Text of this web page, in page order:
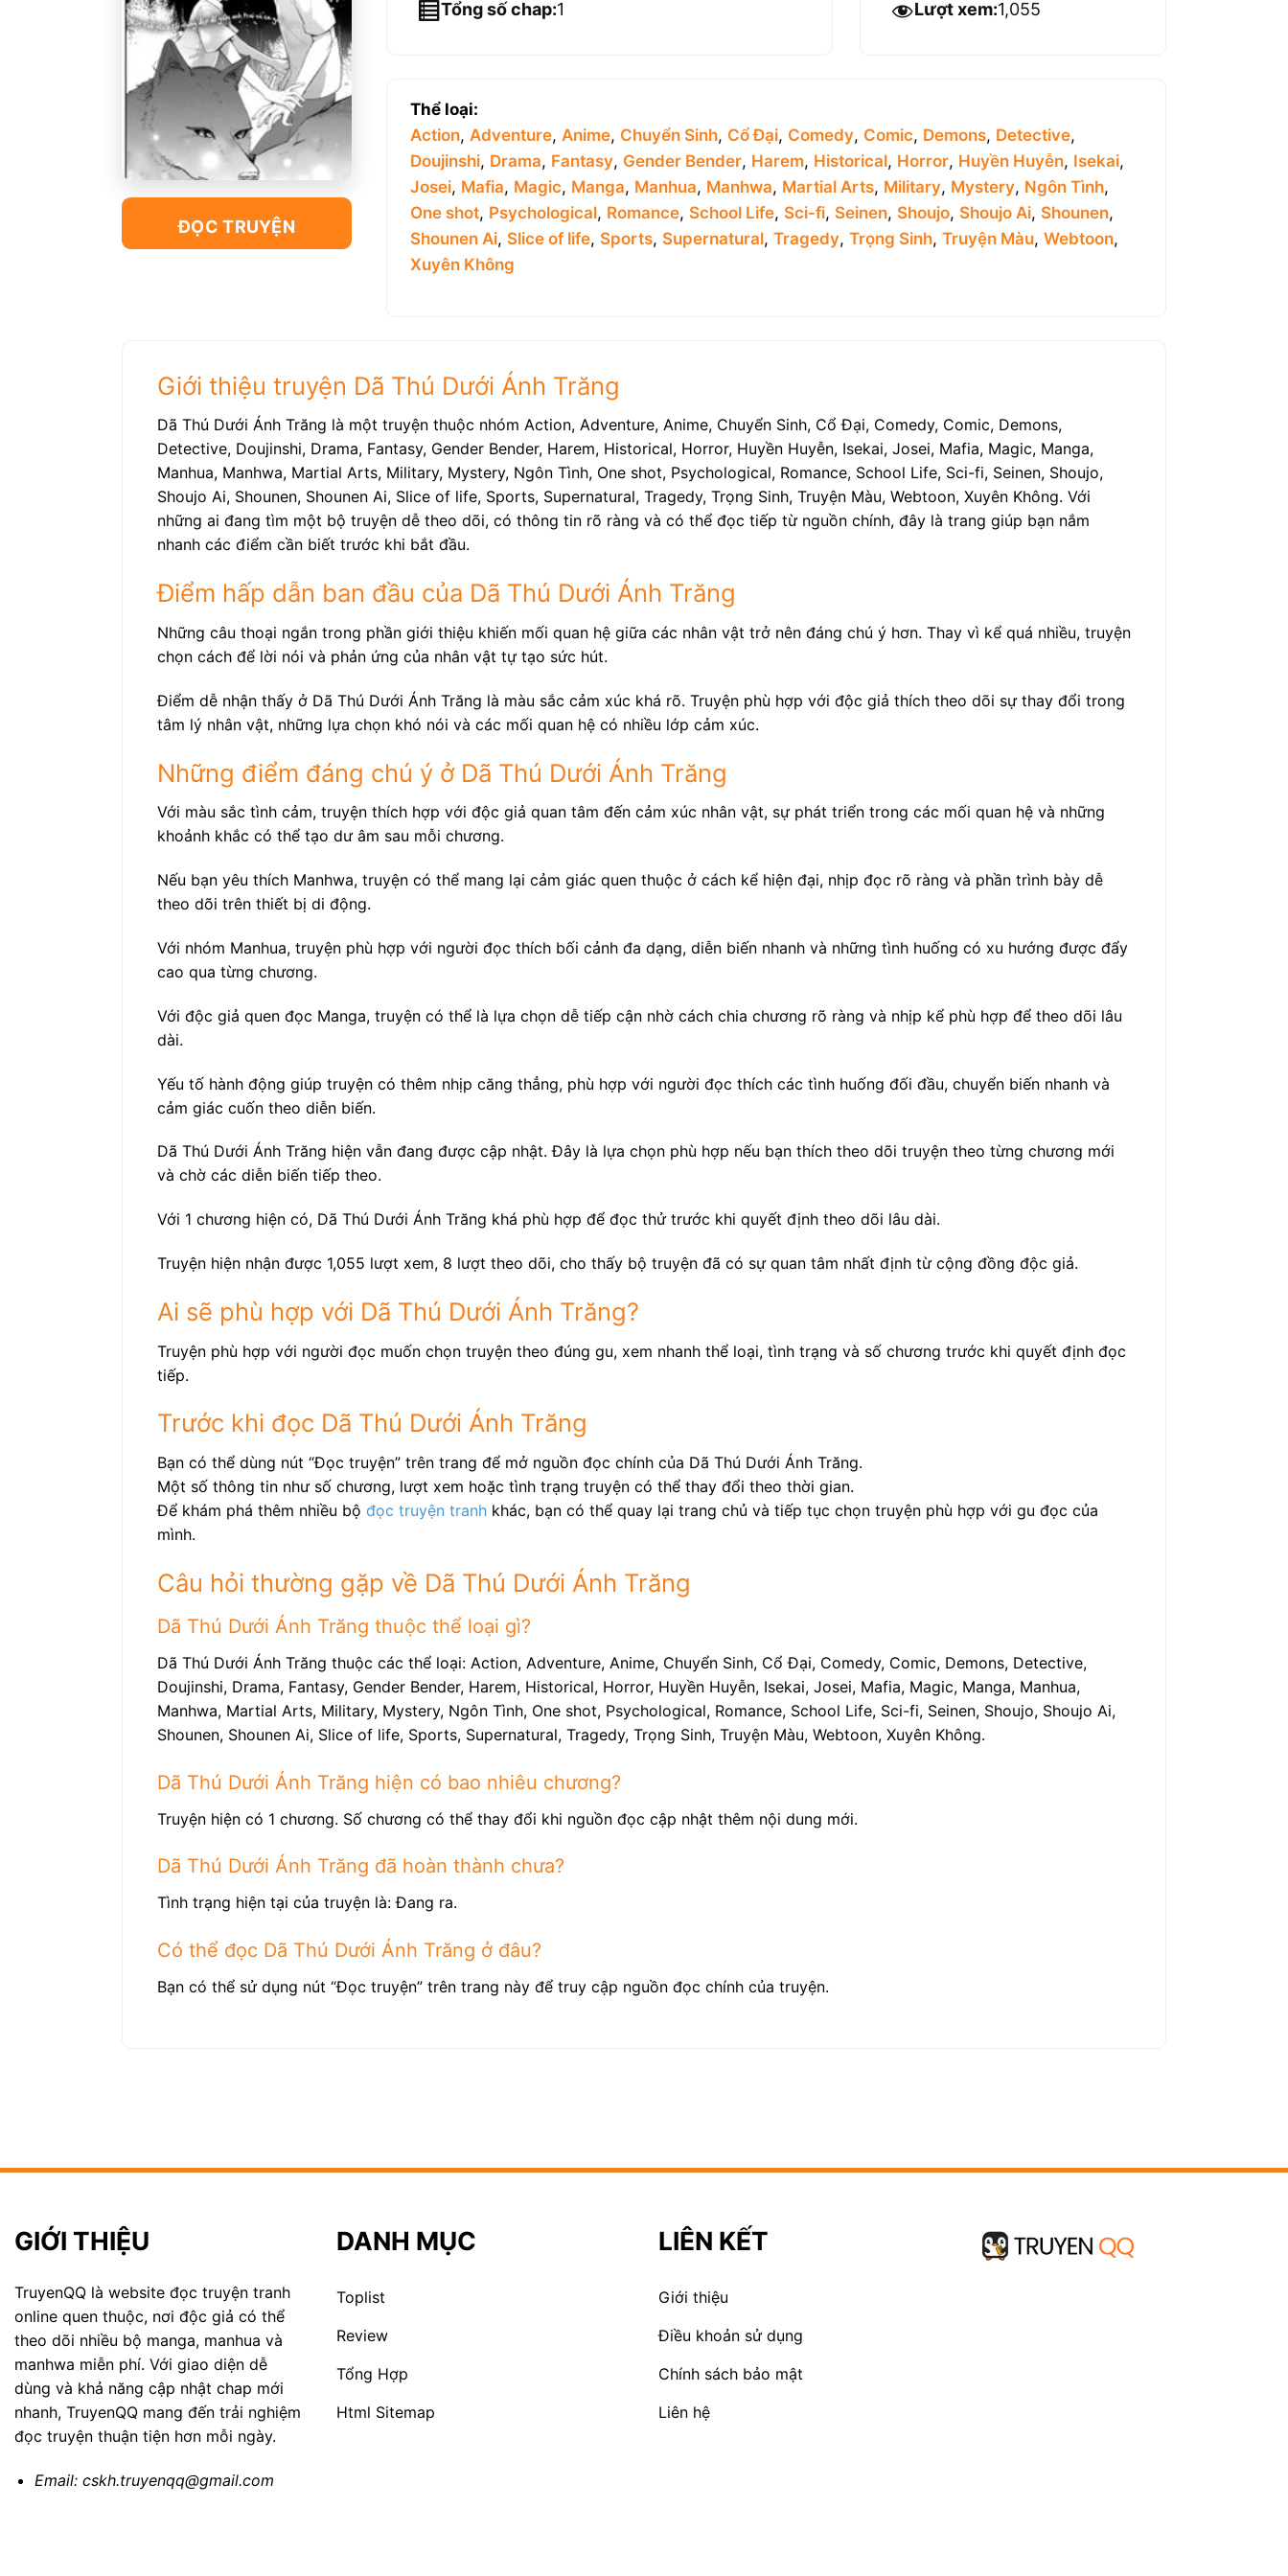
ĐỌC TRUYỆN
Tổng số chap:1 Lượt xem:1,055
Thể loại:
Action, Adventure, Anime, Chuyển Sinh, Cổ Đại, Comedy, Comic, Demons, Detective,
Doujinshi, Drama, Fantasy, Gender Bender, Harem, Historical, Horror, Huyền Huyễn, Isekai,
Josei, Mafia, Magic, Manga, Manhua, Manhwa, Martial Arts, Military, Mystery, Ngôn Tình,
One shot, Psychological, Romance, School Life, Sci-fi, Seinen, Shoujo, Shoujo Ai, Shounen,
Shounen Ai, Slice of life, Sports, Supernatural, Tragedy, Trọng Sinh, Truyện Màu, Webtoon,
Xuyên Không
Giới thiệu truyện Dã Thú Dưới Ánh Trăng
Dã Thú Dưới Ánh Trăng là một truyện thuộc nhóm Action, Adventure, Anime, Chuyển Sinh, Cổ Đại, Comedy, Comic, Demons,
Detective, Doujinshi, Drama, Fantasy, Gender Bender, Harem, Historical, Horror, Huyền Huyễn, Isekai, Josei, Mafia, Magic, Manga,
Manhua, Manhwa, Martial Arts, Military, Mystery, Ngôn Tình, One shot, Psychological, Romance, School Life, Sci-fi, Seinen, Shoujo,
Shoujo Ai, Shounen, Shounen Ai, Slice of life, Sports, Supernatural, Tragedy, Trọng Sinh, Truyện Màu, Webtoon, Xuyên Không. Với
những ai đang tìm một bộ truyện dễ theo dõi, có thông tin rõ ràng và có thể đọc tiếp từ nguồn chính, đây là trang giúp bạn nắm
nhanh các điểm cần biết trước khi bắt đầu.
Điểm hấp dẫn ban đầu của Dã Thú Dưới Ánh Trăng
Những câu thoại ngắn trong phần giới thiệu khiến mối quan hệ giữa các nhân vật trở nên đáng chú ý hơn. Thay vì kể quá nhiều, truyện
chọn cách để lời nói và phản ứng của nhân vật tự tạo sức hút.
Điểm dễ nhận thấy ở Dã Thú Dưới Ánh Trăng là màu sắc cảm xúc khá rõ. Truyện phù hợp với độc giả thích theo dõi sự thay đổi trong
tâm lý nhân vật, những lựa chọn khó nói và các mối quan hệ có nhiều lớp cảm xúc.
Những điểm đáng chú ý ở Dã Thú Dưới Ánh Trăng
Với màu sắc tình cảm, truyện thích hợp với độc giả quan tâm đến cảm xúc nhân vật, sự phát triển trong các mối quan hệ và những
khoảnh khắc có thể tạo dư âm sau mỗi chương.
Nếu bạn yêu thích Manhwa, truyện có thể mang lại cảm giác quen thuộc ở cách kể hiện đại, nhịp đọc rõ ràng và phần trình bày dễ
theo dõi trên thiết bị di động.
Với nhóm Manhua, truyện phù hợp với người đọc thích bối cảnh đa dạng, diễn biến nhanh và những tình huống có xu hướng được đẩy
cao qua từng chương.
Với độc giả quen đọc Manga, truyện có thể là lựa chọn dễ tiếp cận nhờ cách chia chương rõ ràng và nhịp kể phù hợp để theo dõi lâu
dài.
Yếu tố hành động giúp truyện có thêm nhịp căng thẳng, phù hợp với người đọc thích các tình huống đối đầu, chuyển biến nhanh và
cảm giác cuốn theo diễn biến.
Dã Thú Dưới Ánh Trăng hiện vẫn đang được cập nhật. Đây là lựa chọn phù hợp nếu bạn thích theo dõi truyện theo từng chương mới
và chờ các diễn biến tiếp theo.
Với 1 chương hiện có, Dã Thú Dưới Ánh Trăng khá phù hợp để đọc thử trước khi quyết định theo dõi lâu dài.
Truyện hiện nhận được 1,055 lượt xem, 8 lượt theo dõi, cho thấy bộ truyện đã có sự quan tâm nhất định từ cộng đồng độc giả.
Ai sẽ phù hợp với Dã Thú Dưới Ánh Trăng?
Truyện phù hợp với người đọc muốn chọn truyện theo đúng gu, xem nhanh thể loại, tình trạng và số chương trước khi quyết định đọc
tiếp.
Trước khi đọc Dã Thú Dưới Ánh Trăng
Bạn có thể dùng nút “Đọc truyện” trên trang để mở nguồn đọc chính của Dã Thú Dưới Ánh Trăng.
Một số thông tin như số chương, lượt xem hoặc tình trạng truyện có thể thay đổi theo thời gian.
Để khám phá thêm nhiều bộ đọc truyện tranh khác, bạn có thể quay lại trang chủ và tiếp tục chọn truyện phù hợp với gu đọc của
mình.
Câu hỏi thường gặp về Dã Thú Dưới Ánh Trăng
Dã Thú Dưới Ánh Trăng thuộc thể loại gì?
Dã Thú Dưới Ánh Trăng thuộc các thể loại: Action, Adventure, Anime, Chuyển Sinh, Cổ Đại, Comedy, Comic, Demons, Detective,
Doujinshi, Drama, Fantasy, Gender Bender, Harem, Historical, Horror, Huyền Huyễn, Isekai, Josei, Mafia, Magic, Manga, Manhua,
Manhwa, Martial Arts, Military, Mystery, Ngôn Tình, One shot, Psychological, Romance, School Life, Sci-fi, Seinen, Shoujo, Shoujo Ai,
Shounen, Shounen Ai, Slice of life, Sports, Supernatural, Tragedy, Trọng Sinh, Truyện Màu, Webtoon, Xuyên Không.
Dã Thú Dưới Ánh Trăng hiện có bao nhiêu chương?
Truyện hiện có 1 chương. Số chương có thể thay đổi khi nguồn đọc cập nhật thêm nội dung mới.
Dã Thú Dưới Ánh Trăng đã hoàn thành chưa?
Tình trạng hiện tại của truyện là: Đang ra.
Có thể đọc Dã Thú Dưới Ánh Trăng ở đâu?
Bạn có thể sử dụng nút “Đọc truyện” trên trang này để truy cập nguồn đọc chính của truyện.
GIỚI THIỆU
TruyenQQ là website đọc truyện tranh
online quen thuộc, nơi độc giả có thể
theo dõi nhiều bộ manga, manhua và
manhwa miễn phí. Với giao diện dễ
dùng và khả năng cập nhật chap mới
nhanh, TruyenQQ mang đến trải nghiệm
đọc truyện thuận tiện hơn mỗi ngày.
Email: cskh.truyenqq@gmail.com
DANH MỤC
Toplist
Review
Tổng Hợp
Html Sitemap
LIÊN KẾT
Giới thiệu
Điều khoản sử dụng
Chính sách bảo mật
Liên hệ